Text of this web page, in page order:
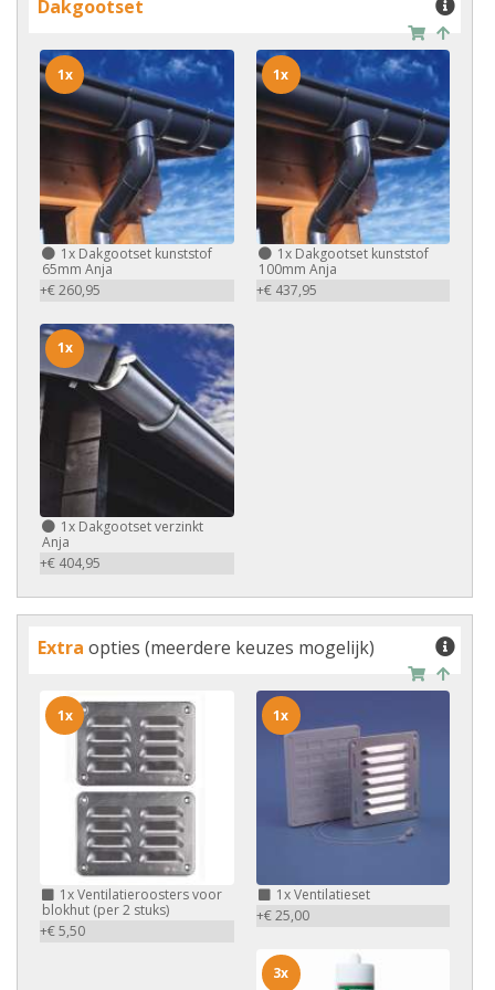
Dakgootset
1x Dakgootset kunststof
65mm Anja
+€ 260,95
1x
1xDakgootset kunststof
100mm Anja
+€ 437,95
1x
1x Dakgootset verzinkt
Anja
+€ 404,95
1x
Extra opties (meerdere keuzes mogelijk)
1xVentilatieroosters voor
blokhut (per 2 stuks)
+€ 5,50
1x
1xVentilatieset
+€ 25,00
1x
3x